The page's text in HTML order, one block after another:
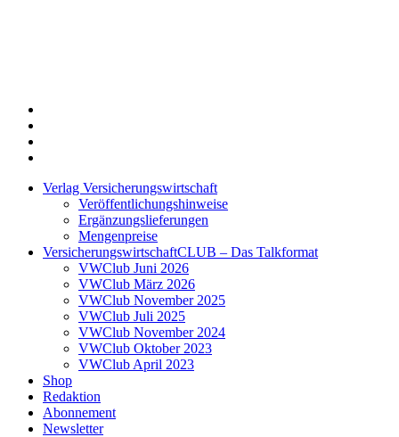
Verlag Versicherungswirtschaft
Veröffentlichungshinweise
Ergänzungslieferungen
Mengenpreise
VersicherungswirtschaftCLUB – Das Talkformat
VWClub Juni 2026
VWClub März 2026
VWClub November 2025
VWClub Juli 2025
VWClub November 2024
VWClub Oktober 2023
VWClub April 2023
Shop
Redaktion
Abonnement
Newsletter